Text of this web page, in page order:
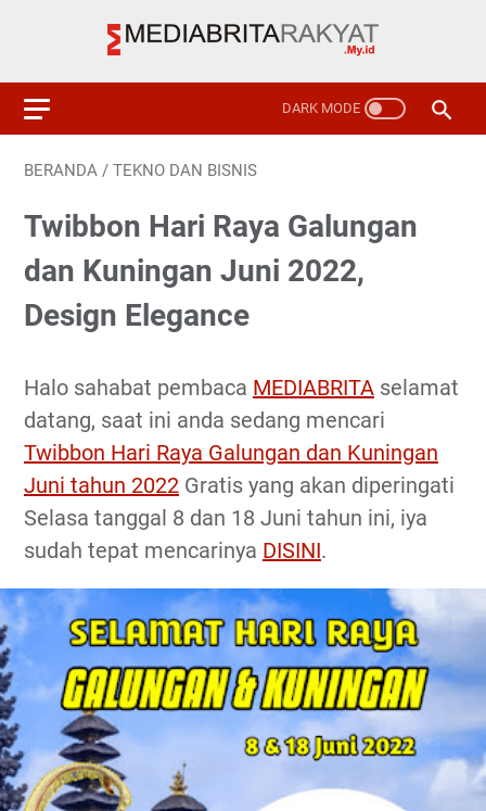
BERANDA / TEKNO DAN BISNIS
Twibbon Hari Raya Galungan
dan Kuningan Juni 2022,
Design Elegance
Halo sahabat pembaca MEDIABRITA selamat
datang, saat ini anda sedang mencari
Twibbon Hari Raya Galungan dan Kuningan
Juni tahun 2022 Gratis yang akan diperingati
Selasa tanggal 8 dan 18 Juni tahun ini, iya
sudah tepat mencarinya DISINI.